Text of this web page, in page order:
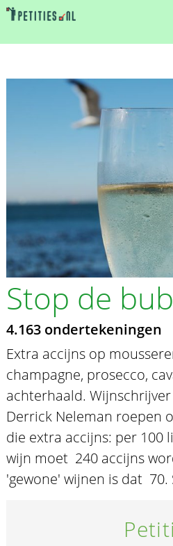
Stop de
4.163 ondertekeningen
Extra accijns op
champagne, prosecco,
achterhaald.
Derrick Neleman roepen
die extra accijns: per 100
wijn moet  240 accijns
'gewone' wijnen is dat 